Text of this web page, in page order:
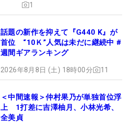
1
話題の新作を抑えて『G440 K』が
首位 “10Ｋ”人気は未だに継続中 #
週間ギアランキング
2026年8月8日 (土) 18時00分 11
＜中間速報＞仲村果乃が単独首位浮
上 1打差に吉澤柚月、小林光希、
全美貞